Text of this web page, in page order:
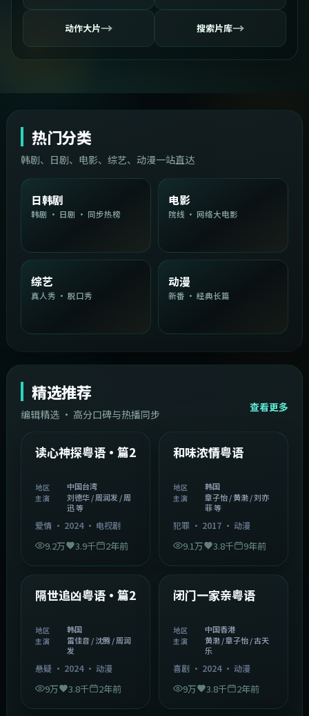
动作大片→ 搜索片库→
热门分类
韩剧、日剧、电影、综艺、动漫一站直达
日韩剧
韩剧 · 日剧 · 同步热榜
电影
院线 · 网络大电影
综艺
真人秀 · 脱口秀
动漫
新番 · 经典长篇
精选推荐
编辑精选 · 高分口碑与热播同步
查看更多
精选
中国台湾 1:54:36
读心神探粤语·篇2
地区 中国台湾
主演
刘德华 / 周润发 / 周
迅 等
爱情· 2024· 电视剧
9.2万 3.9千 2年前
精选
2:08:51
和味浓情粤语
地区 韩国
主演
章子怡 / 黄渤 / 刘亦
菲 等
犯罪· 2017· 动漫
9.1万 3.8千 9年前
精选
隔世追凶粤语·篇2
地区 韩国
主演
雷佳音 / 沈腾 / 周润
发
悬疑· 2024· 动漫
9万 3.8千 2年前
精选
闭门一家亲粤语
地区 中国香港
主演
黄渤 / 章子怡 / 古天
乐
喜剧· 2024· 动漫
9万 3.8千 2年前